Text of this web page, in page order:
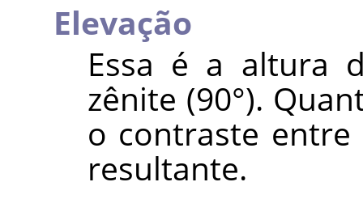
Elevação
Essa é a altura
zênite (90°).
o contraste
resultante.